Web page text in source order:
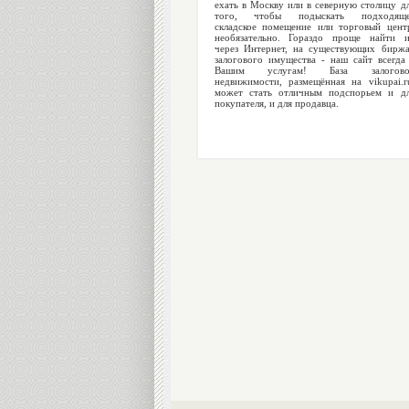
ехать в Москву или в северную столицу
того, чтобы подыскать
складское помещение или торговый
необязательно. Гораздо проще найти
через Интернет, на существующих
залогового имущества - наш сайт всегда
Вашим услугам! База
недвижимости, размещённая на
может стать отличным подспорьем и
покупателя, и для продавца.